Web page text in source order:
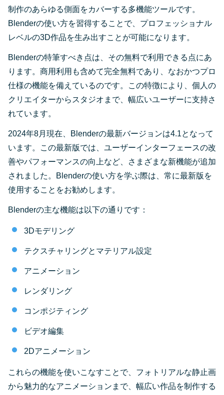
制作のあらゆる側面をカバーする多機能ツールです。
Blenderの使い方を習得することで、プロフェッショナル
レベルの3D作品を生み出すことが可能になります。
Blenderの特筆すべき点は、その無料で利用できる点にあ
ります。商用利用も含めて完全無料であり、なおかつプロ
仕様の機能を備えているのです。この特徴により、個人の
クリエイターからスタジオまで、幅広いユーザーに支持さ
れています。
2024年8月現在、Blenderの最新バージョンは4.1となって
います。この最新版では、ユーザーインターフェースの改
善やパフォーマンスの向上など、さまざまな新機能が追加
されました。Blenderの使い方を学ぶ際は、常に最新版を
使用することをお勧めします。
Blenderの主な機能は以下の通りです：
3Dモデリング
テクスチャリングとマテリアル設定
アニメーション
レンダリング
コンポジティング
ビデオ編集
2Dアニメーション
これらの機能を使いこなすことで、フォトリアルな静止画
から魅力的なアニメーションまで、幅広い作品を制作する